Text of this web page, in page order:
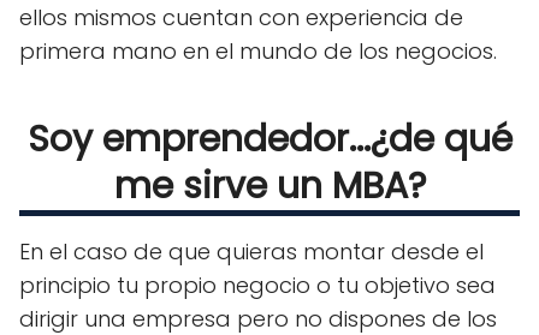
ellos mismos cuentan con experiencia de
primera mano en el mundo de los negocios.
Soy emprendedor...¿de qué
me sirve un MBA?
En el caso de que quieras montar desde el
principio tu propio negocio o tu objetivo sea
dirigir una empresa pero no dispones de los